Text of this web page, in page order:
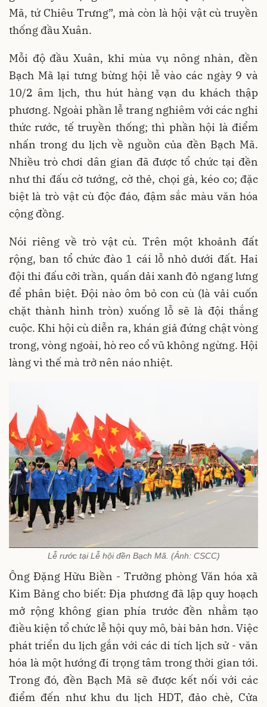
Mã, tứ Chiêu Trưng”, mà còn là hội vật cù truyền
thống đầu Xuân.
Mỗi độ đầu Xuân, khi mùa vụ nông nhàn, đền
Bạch Mã lại tưng bừng hội lễ vào các ngày 9 và
10/2 âm lịch, thu hút hàng vạn du khách thập
phương. Ngoài phần lễ trang nghiêm với các nghi
thức rước, tế truyền thống; thì phần hội là điểm
nhấn trong du lịch về nguồn của đền Bạch Mã.
Nhiều trò chơi dân gian đã được tổ chức tại đền
như thi đấu cờ tướng, cờ thẻ, chọi gà, kéo co; đặc
biệt là trò vật cù độc đáo, đậm sắc màu văn hóa
cộng đồng.
Nói riêng về trò vật cù. Trên một khoảnh đất
rộng, ban tổ chức đào 1 cái lỗ nhỏ dưới đất. Hai
đội thi đấu cởi trần, quấn dải xanh đỏ ngang lưng
để phân biệt. Đội nào ôm bỏ con cù (là vải cuốn
chặt thành hình tròn) xuống lỗ sẽ là đội thắng
cuộc. Khi hội cù diễn ra, khán giả đứng chật vòng
trong, vòng ngoài, hò reo cổ vũ không ngừng. Hội
làng vì thế mà trở nên náo nhiệt.
Lễ rước tại Lễ hội đền Bạch Mã. (Ảnh: CSCC)
Ông Đặng Hữu Biền - Trưởng phòng Văn hóa xã
Kim Bảng cho biết: Địa phương đã lập quy hoạch
mở rộng không gian phía trước đền nhằm tạo
điều kiện tổ chức lễ hội quy mô, bài bản hơn. Việc
phát triển du lịch gắn với các di tích lịch sử - văn
hóa là một hướng đi trọng tâm trong thời gian tới.
Trong đó, đền Bạch Mã sẽ được kết nối với các
điểm đến như khu du lịch HDT, đảo chè, Cửa